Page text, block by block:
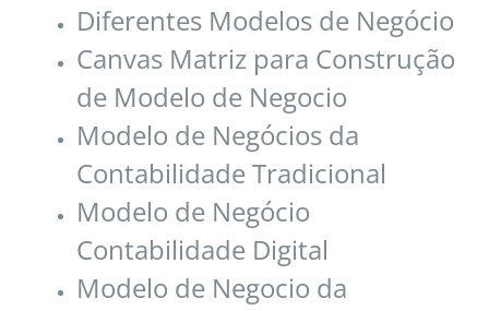
Diferentes Modelos de Negócio
Canvas Matriz para Construção
de Modelo de Negocio
Modelo de Negócios da
Contabilidade Tradicional
Modelo de Negócio
Contabilidade Digital
Modelo de Negocio da